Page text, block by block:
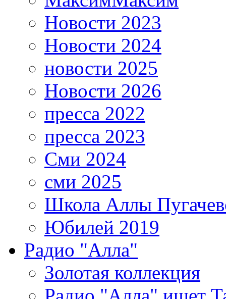
Новости 2023
Новости 2024
новости 2025
Новости 2026
пресса 2022
пресса 2023
Сми 2024
сми 2025
Школа Аллы
Юбилей 2019
Радио "Алла"
Золотая коллекция